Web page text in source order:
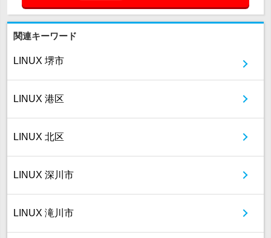
関連キーワード
LINUX 堺市
LINUX 港区
LINUX 北区
LINUX 深川市
LINUX 滝川市